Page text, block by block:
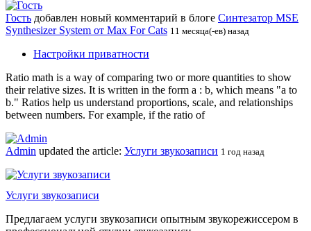
Гость добавлен новый комментарий в блоге Синтезатор MSE
Synthesizer System от Max For Cats 11 месяца(-ев) назад
Настройки приватности
Ratio math is a way of comparing two or more quantities to show
their relative sizes. It is written in the form a : b, which means "a to
b." Ratios help us understand proportions, scale, and relationships
between numbers. For example, if the ratio of
Admin updated the article: Услуги звукозаписи 1 год назад
Услуги звукозаписи
Предлагаем услуги звукозаписи опытным звукорежиссером в